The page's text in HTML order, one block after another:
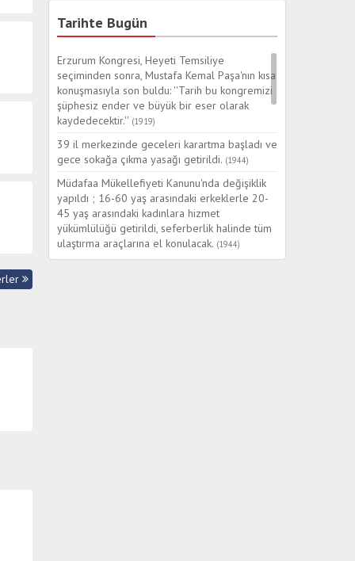
Tarihte Bugün
Erzurum Kongresi, Heyeti Temsiliye
seçiminden sonra, Mustafa Kemal Paşa'nın kısa
konuşmasıyla son buldu: ''Tarih bu kongremizi
şüphesiz ender ve büyük bir eser olarak
kaydedecektir.'' (1919)
39 il merkezinde geceleri karartma başladı ve
gece sokağa çıkma yasağı getirildi. (1944)
Müdafaa Mükellefiyeti Kanunu'nda değişiklik
yapıldı ; 16-60 yaş arasındaki erkeklerle 20-
45 yaş arasındaki kadınlara hizmet
yükümlülüğü getirildi, seferberlik halinde tüm
ulaştırma araçlarına el konulacak. (1944)